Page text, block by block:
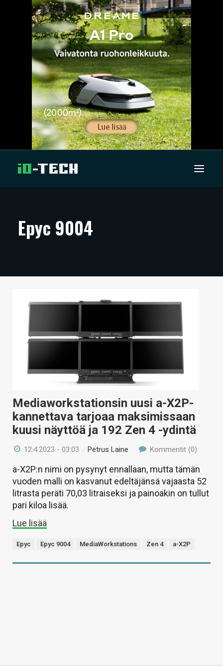
ARTIKKELIT
TECHBBS
TIETOA
HINTA.FI
KAUPPA
VAIHDA TEEMA
HAKU
Epyc 9004
Mediaworkstationsin uusi a-X2P-
kannettava tarjoaa maksimissaan
kuusi näyttöä ja 192 Zen 4 -ydintä
12.4.2023 - 03:03 /Petrus Laine Kommentit (0)
a-X2P:n nimi on pysynyt ennallaan, mutta tämän
vuoden malli on kasvanut edeltäjänsä vajaasta 52
litrasta peräti 70,03 litraiseksi ja painoakin on tullut
pari kiloa lisää.
Lue lisää
Epyc Epyc 9004 MediaWorkstations Zen 4 a-X2P